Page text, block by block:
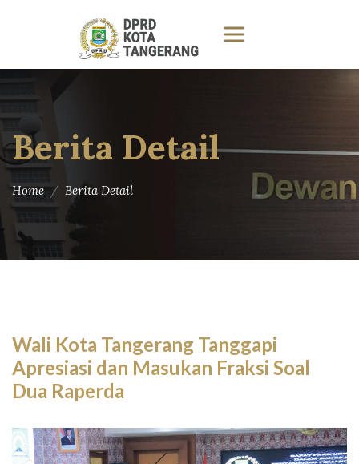
Berita Detail
Home Berita Detail
Wali Kota Tangerang Tanggapi
Apresiasi dan Masukan Fraksi Soal
Dua Raperda